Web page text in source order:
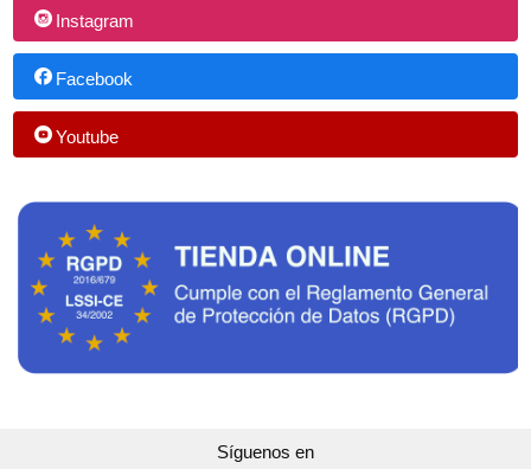
Instagram
Facebook
Youtube
Síguenos en